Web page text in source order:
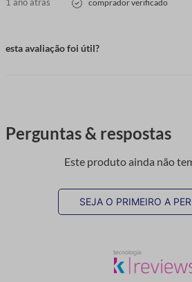
esta avaliação foi útil?
Perguntas & respostas
Este produto ainda não
SEJA O PRIMEIRO A